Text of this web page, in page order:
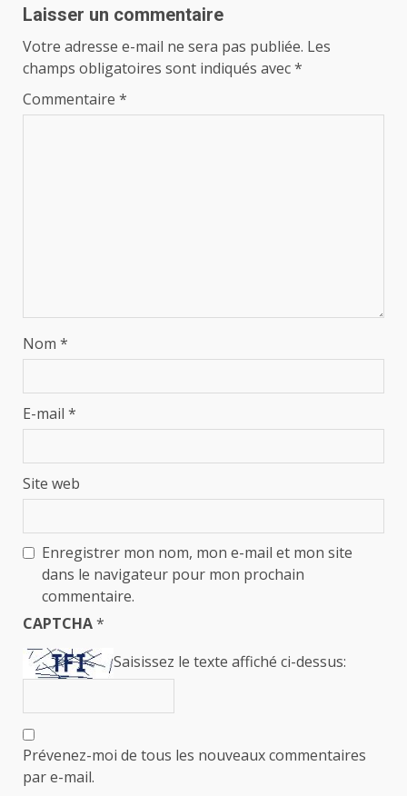
Laisser un commentaire
Votre adresse e-mail ne sera pas publiée. Les
champs obligatoires sont indiqués avec*
Commentaire *
Nom *
E-mail *
Site web
Enregistrer mon nom, mon e-mail et mon site
dans le navigateur pour mon prochain
commentaire.
CAPTCHA*
Saisissez le texte affiché ci-dessus:
Prévenez-moi de tous les nouveaux commentaires
par e-mail.